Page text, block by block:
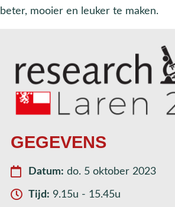
beter, mooier en leuker te maken.
GEGEVENS
Datum: do. 5 oktober 2023
Tijd: 9.15u - 15.45u